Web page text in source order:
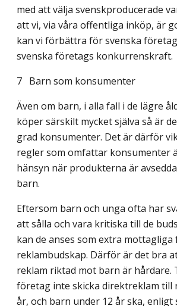
med att välja svenskproducerade
att vi, via våra offentliga inköp, är
kan vi förbättra för svenska
svenska företags konkurrenskraft.
7 Barn som konsumenter
Även om barn, i alla fall i de lägre
köper särskilt mycket själva så är
grad konsumenter. Det är därför
regler som omfattar konsumenter
hänsyn när produkterna är
barn.
Eftersom barn och unga ofta har
att sålla och vara kritiska till de
kan de anses som extra mottagliga
reklambudskap. Därför är det bra
reklam riktad mot barn är hårdare.
företag inte skicka direktreklam till
år, och barn under 12 år ska, enligt